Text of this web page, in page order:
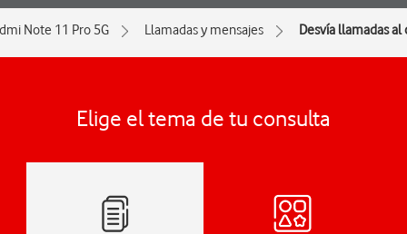
Note 11 Pro 5G Llamadas y mensajes Desvía llamadas
Elige el tema de tu consulta